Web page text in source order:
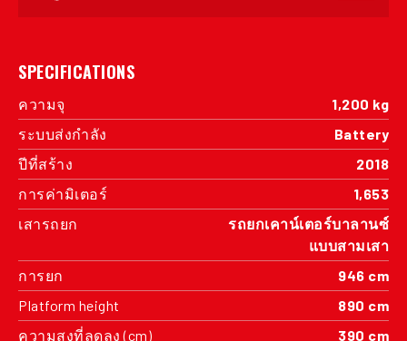
SPECIFICATIONS
ความจุ
1,200 kg
ระบบส่งกำลัง
Battery
ปีที่สร้าง
2018
การค่ามิเตอร์
1,653
เสารถยก
รถยกเคาน์เตอร์บาลานซ์
แบบสามเสา
การยก
946 cm
Platform height
890 cm
ความสูงที่ลดลง (cm)
390 cm